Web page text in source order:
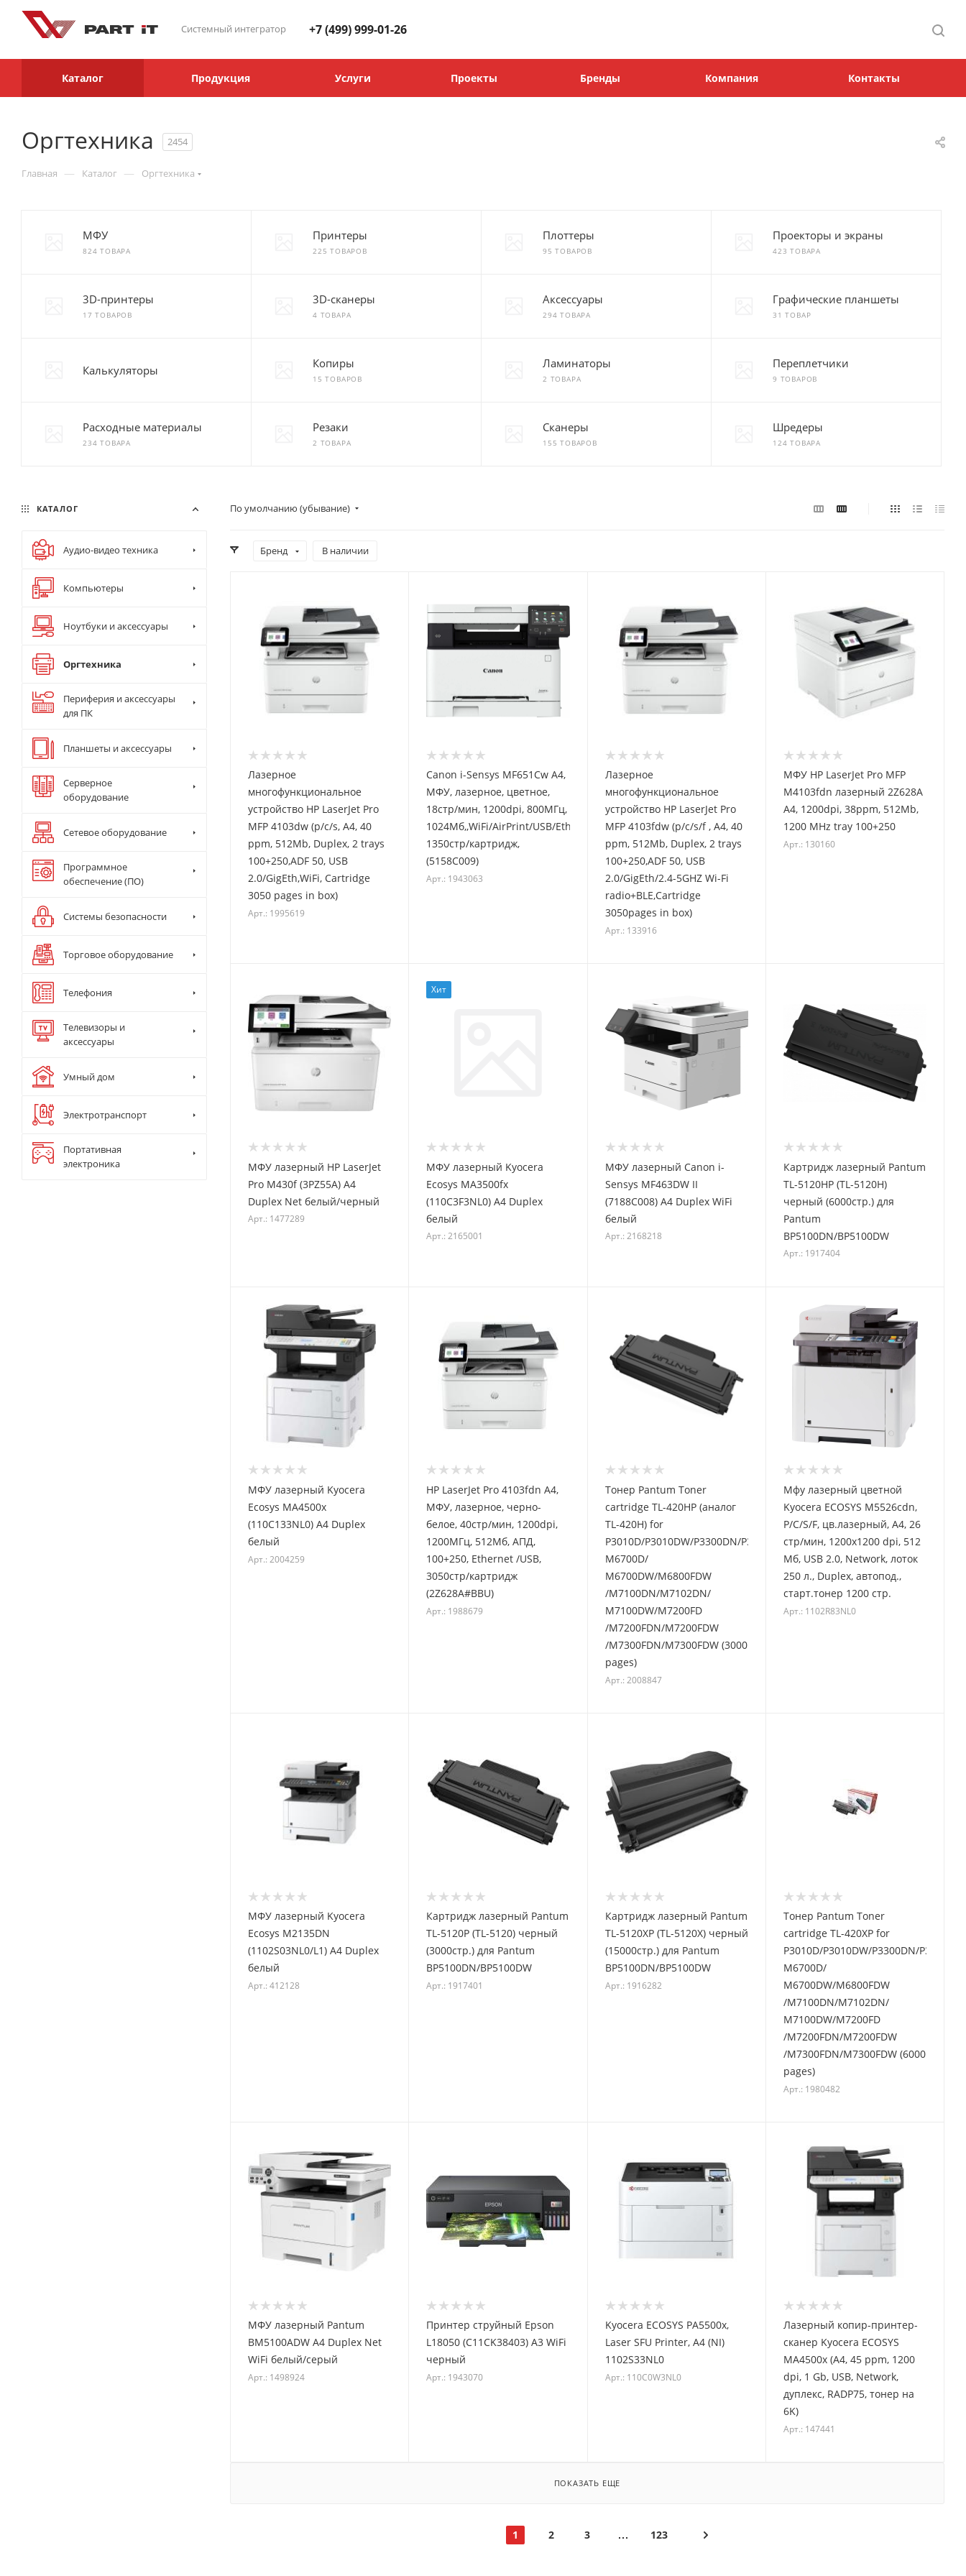
Системный интегратор +7 (499) 999-01-26
Каталог Продукция Услуги Проекты Бренды Компания Контакты
Оргтехника 2454
Главная — Каталог — Оргтехника
МФУ
824 ТОВАРА
Принтеры
225 ТОВАРОВ
Плоттеры
95 ТОВАРОВ
Проекторы и экраны
423 ТОВАРА
3D-принтеры
17 ТОВАРОВ
3D-сканеры
4 ТОВАРА
Аксессуары
294 ТОВАРА
Графические планшеты
31 ТОВАР
Калькуляторы Копиры
15 ТОВАРОВ
Ламинаторы
2 ТОВАРА
Переплетчики
9 ТОВАРОВ
Расходные материалы
234 ТОВАРА
Резаки
2 ТОВАРА
Сканеры
155 ТОВАРОВ
Шредеры
124 ТОВАРА
По умолчанию (убывание)
Бренд В наличии
Лазерное
многофункциональное
устройство HP LaserJet Pro
MFP 4103dw (p/c/s, A4, 40
ppm, 512Mb, Duplex, 2 trays
100+250,ADF 50, USB
2.0/GigEth,WiFi, Cartridge
3050 pages in box)
Арт.: 1995619
Canon i-Sensys MF651Cw А4,
МФУ, лазерное, цветное,
18стр/мин, 1200dpi, 800МГц,
1024Мб,,WiFi/AirPrint/USB/Ethernet,
1350стр/картридж,
(5158C009)
Арт.: 1943063
Лазерное
многофункциональное
устройство HP LaserJet Pro
MFP 4103fdw (p/c/s/f , A4, 40
ppm, 512Mb, Duplex, 2 trays
100+250,ADF 50, USB
2.0/GigEth/2.4-5GHZ Wi-Fi
radio+BLE,Cartridge
3050pages in box)
Арт.: 133916
МФУ HP LaserJet Pro MFP
M4103fdn лазерный 2Z628A
A4, 1200dpi, 38ppm, 512Mb,
1200 MHz tray 100+250
Арт.: 130160
МФУ лазерный HP LaserJet
Pro M430f (3PZ55A) A4
Duplex Net белый/черный
Арт.: 1477289
Хит
МФУ лазерный Kyocera
Ecosys MA3500fx
(110C3F3NL0) A4 Duplex
белый
Арт.: 2165001
МФУ лазерный Canon i-
Sensys MF463DW II
(7188C008) A4 Duplex WiFi
белый
Арт.: 2168218
Картридж лазерный Pantum
TL-5120HP (TL-5120H)
черный (6000стр.) для
Pantum
BP5100DN/BP5100DW
Арт.: 1917404
МФУ лазерный Kyocera
Ecosys MA4500x
(110C133NL0) A4 Duplex
белый
Арт.: 2004259
HP LaserJet Pro 4103fdn А4,
МФУ, лазерное, черно-
белое, 40стр/мин, 1200dpi,
1200МГц, 512Мб, АПД,
100+250, Ethernet /USB,
3050стр/картридж
(2Z628A#BBU)
Арт.: 1988679
Тонер Pantum Toner
cartridge TL-420HP (аналог
TL-420H) for
P3010D/P3010DW/P3300DN/P3300DW/
М6700D/
М6700DW/M6800FDW
/M7100DN/M7102DN/
М7100DW/M7200FD
/M7200FDN/M7200FDW
/M7300FDN/M7300FDW (3000
pages)
Арт.: 2008847
Мфу лазерный цветной
Kyocera ECOSYS M5526cdn,
P/C/S/F, цв.лазерный, A4, 26
стр/мин, 1200x1200 dpi, 512
Мб, USB 2.0, Network, лоток
250 л., Duplex, автопод.,
старт.тонер 1200 стр.
Арт.: 1102R83NL0
МФУ лазерный Kyocera
Ecosys M2135DN
(1102S03NL0/L1) A4 Duplex
белый
Арт.: 412128
Картридж лазерный Pantum
TL-5120P (TL-5120) черный
(3000стр.) для Pantum
BP5100DN/BP5100DW
Арт.: 1917401
Картридж лазерный Pantum
TL-5120XP (TL-5120X) черный
(15000стр.) для Pantum
BP5100DN/BP5100DW
Арт.: 1916282
Тонер Pantum Toner
cartridge TL-420XP for
P3010D/P3010DW/P3300DN/
М6700D/
М6700DW/M6800FDW
/M7100DN/M7102DN/
М7100DW/M7200FD
/M7200FDN/M7200FDW
/M7300FDN/M7300FDW (6000
pages)
Арт.: 1980482
МФУ лазерный Pantum
BM5100ADW A4 Duplex Net
WiFi белый/серый
Арт.: 1498924
Принтер струйный Epson
L18050 (C11CK38403) A3 WiFi
черный
Арт.: 1943070
Kyocera ECOSYS PA5500x,
Laser SFU Printer, A4 (NI)
1102S33NL0
Арт.: 110C0W3NL0
Лазерный копир-принтер-
сканер Kyocera ECOSYS
MA4500x (А4, 45 ppm, 1200
dpi, 1 Gb, USB, Network,
дуплекс, RADP75, тонер на
6K)
Арт.: 147441
ПОКАЗАТЬ ЕЩЕ
1 2 3 123
КАТАЛОГ
Аудио-видео техника
Компьютеры
Ноутбуки и аксессуары
Оргтехника
Периферия и аксессуары
для ПК
Планшеты и аксессуары
Серверное
оборудование
Сетевое оборудование
Программное
обеспечение (ПО)
Системы безопасности
Торговое оборудование
Телефония
Телевизоры и
аксессуары
Умный дом
Электротранспорт
Портативная
электроника